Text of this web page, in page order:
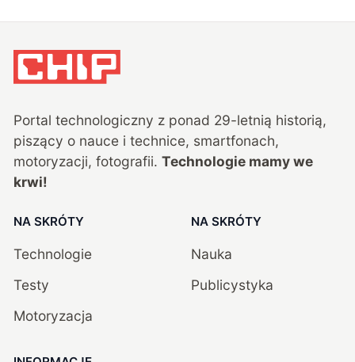
Portal technologiczny z ponad 29-letnią historią,
piszący o nauce i technice, smartfonach,
motoryzacji, fotografii. Technologie mamy we
krwi!
NA SKRÓTY
Technologie
Testy
Motoryzacja
NA SKRÓTY
Nauka
Publicystyka